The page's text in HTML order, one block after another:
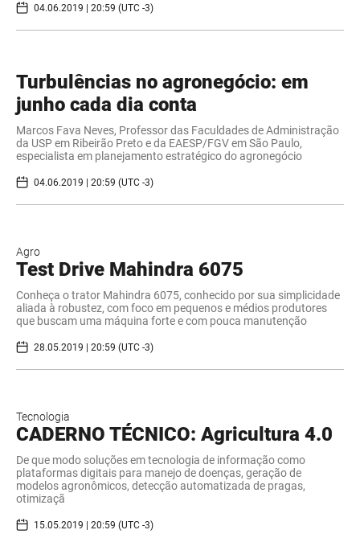
04.06.2019 | 20:59 (UTC -3)
Turbulências no agronegócio: em
junho cada dia conta
Marcos Fava Neves, Professor das Faculdades de Administração
da USP em Ribeirão Preto e da EAESP/FGV em São Paulo,
especialista em planejamento estratégico do agronegócio
04.06.2019 | 20:59 (UTC -3)
Agro
Test Drive Mahindra 6075
Conheça o trator Mahindra 6075, conhecido por sua simplicidade
aliada à robustez, com foco em pequenos e médios produtores
que buscam uma máquina forte e com pouca manutenção
28.05.2019 | 20:59 (UTC -3)
Tecnologia
CADERNO TÉCNICO: ​Agricultura 4.0
De que modo soluções em tecnologia de informação como
plataformas digitais para manejo de doenças, geração de
modelos agronômicos, detecção automatizada de pragas,
otimizaçã
15.05.2019 | 20:59 (UTC -3)